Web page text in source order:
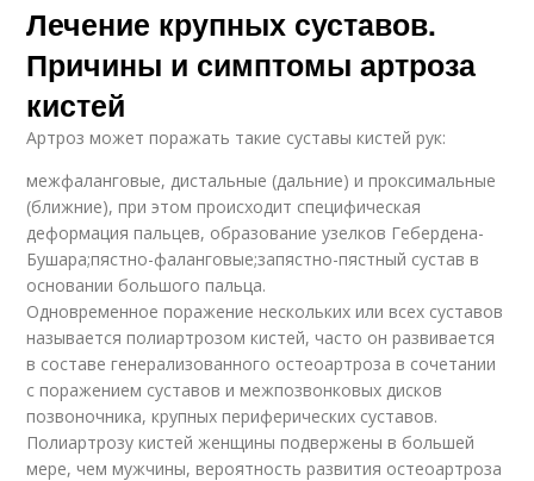
Лечение крупных суставов.
Причины и симптомы артроза
кистей
Артроз может поражать такие суставы кистей рук:
межфаланговые, дистальные (дальние) и проксимальные
(ближние), при этом происходит специфическая
деформация пальцев, образование узелков Гебердена-
Бушара;пястно-фаланговые;запястно-пястный сустав в
основании большого пальца.
Одновременное поражение нескольких или всех суставов
называется полиартрозом кистей, часто он развивается
в составе генерализованного остеоартроза в сочетании
с поражением суставов и межпозвонковых дисков
позвоночника, крупных периферических суставов.
Полиартрозу кистей женщины подвержены в большей
мере, чем мужчины, вероятность развития остеоартроза